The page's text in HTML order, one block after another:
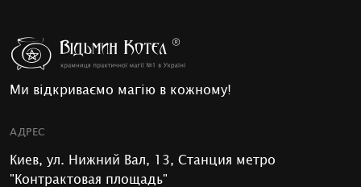
Ми відкриваємо магію в кожному!
АДРЕС
Киев, ул. Нижний Вал, 13, Станция метро
"Контрактовая площадь"